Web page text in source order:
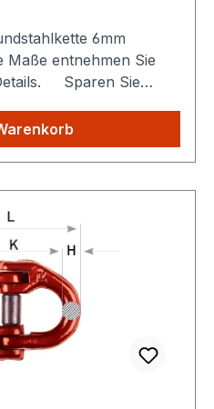
6mm
entnehmen Sie
Sparen Sie
zahlen nur einmalig